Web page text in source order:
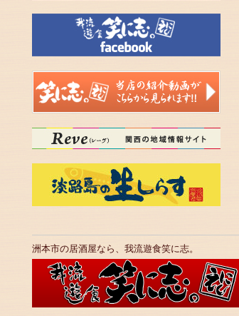
洲本市の居酒屋なら、我流遊食笑に志。